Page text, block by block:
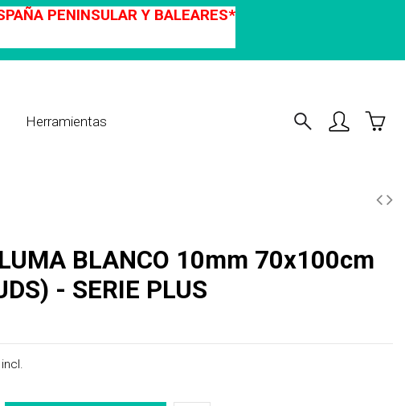
PENINSULAR Y BALEARES*
Herramientas
- SERIE PLUS
incl.